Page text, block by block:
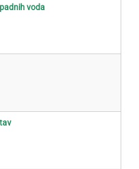
voda